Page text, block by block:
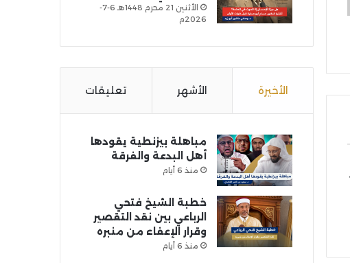
الأثنين 21 محرم 1448هـ 6-7-
2026م
الأخيرة الأشهر تعليقات
مباهلة بيزنطية يقودها
أهل البدعة والفرقة
منذ 6 أيام
خطبة الشيخ فتحي
الرباعي بين نقد التقصير
وقرار الإعفاء من منبره
منذ 6 أيام